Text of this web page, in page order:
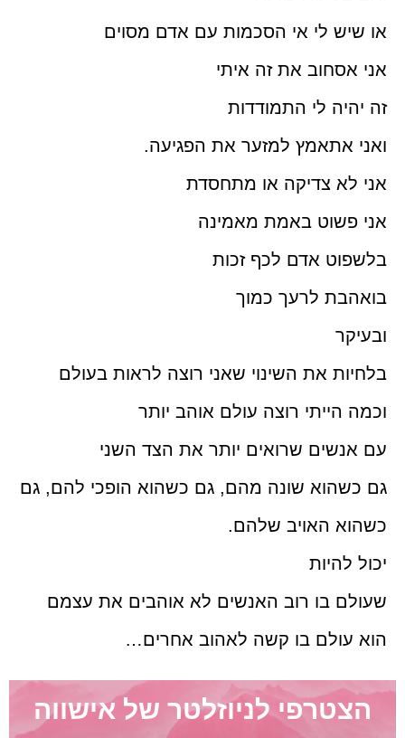
או שיש לי אי הסכמות עם אדם מסוים
אני אסחוב את זה איתי
זה יהיה לי התמודדות
ואני אתאמץ למזער את הפגיעה.
אני לא צדיקה או מתחסדת
אני פשוט באמת מאמינה
בלשפוט אדם לכף זכות
בואהבת לרעך כמוך
ובעיקר
בלחיות את השינוי שאני רוצה לראות בעולם
וכמה הייתי רוצה עולם אוהב יותר
עם אנשים שרואים יותר את הצד השני
גם כשהוא שונה מהם, גם כשהוא הופכי להם, גם
כשהוא האויב שלהם.
יכול להיות
שעולם בו רוב האנשים לא אוהבים את עצמם
הוא עולם בו קשה לאהוב אחרים…
הצטרפי לניוזלטר של אישווה